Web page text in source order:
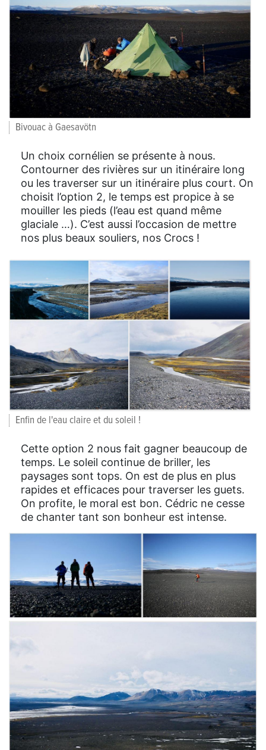
Bivouac à Gaesavötn
Un choix cornélien se présente à nous.
Contourner des rivières sur un itinéraire long
ou les traverser sur un itinéraire plus court. On
choisit l’option 2, le temps est propice à se
mouiller les pieds (l’eau est quand même
glaciale …). C’est aussi l’occasion de mettre
nos plus beaux souliers, nos Crocs !
Enfin de l'eau claire et du soleil !
Cette option 2 nous fait gagner beaucoup de
temps. Le soleil continue de briller, les
paysages sont tops. On est de plus en plus
rapides et efficaces pour traverser les guets.
On profite, le moral est bon. Cédric ne cesse
de chanter tant son bonheur est intense.